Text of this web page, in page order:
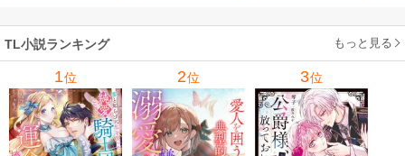
TL小説ランキング もっと見る
1位 2位 3位